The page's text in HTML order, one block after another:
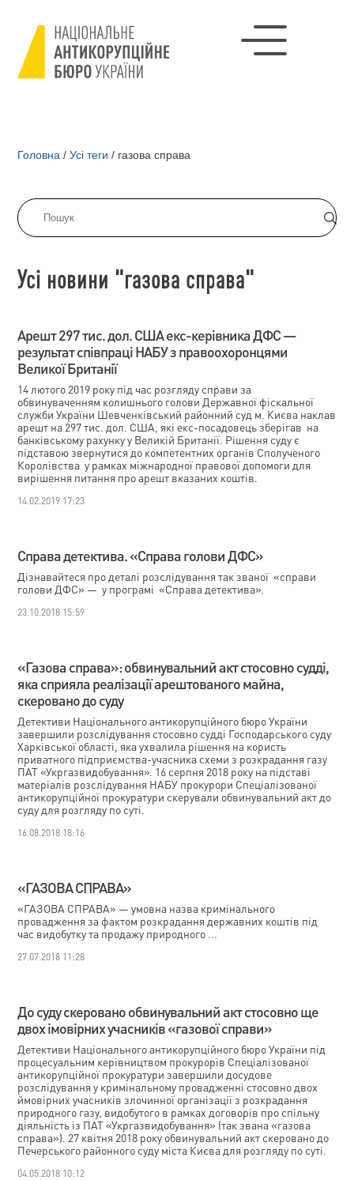
Головна / Усі теги / газова справа
Усі новини "газова справа"
Арешт 297 тис. дол. США екс-керівника ДФС —
результат співпраці НАБУ з правоохоронцями
Великої Британії
14 лютого 2019 року під час розгляду справи за
обвинуваченням колишнього голови Державної фіскальної
служби України Шевченківський районний суд м. Києва наклав
арешт на 297 тис. дол. США, які екс-посадовець зберігав на
банківському рахунку у Великій Британії. Рішення суду є
підставою звернутися до компетентних органів Сполученого
Королівства у рамках міжнародної правової допомоги для
вирішення питання про арешт вказаних коштів.
14.02.2019 17:23
Справа детектива. «Справа голови ДФС»
Дізнавайтеся про деталі розслідування так званої «справи
голови ДФС» — у програмі «Справа детектива».
23.10.2018 15:59
«Газова справа»: обвинувальний акт стосовно судді,
яка сприяла реалізації арештованого майна,
скеровано до суду
Детективи Національного антикорупційного бюро України
завершили розслідування стосовно судді Господарського суду
Харківської області, яка ухвалила рішення на користь
приватного підприємства-учасника схеми з розкрадання газу
ПАТ «Укргазвидобування». 16 серпня 2018 року на підставі
матеріалів розслідування НАБУ прокурори Спеціалізованої
антикорупційної прокуратури скерували обвинувальний акт до
суду для розгляду по суті.
16.08.2018 18:16
«ГАЗОВА СПРАВА»
«ГАЗОВА СПРАВА» — умовна назва кримінального
провадження за фактом розкрадання державних коштів під
час видобутку та продажу природного ...
27.07.2018 11:28
До суду скеровано обвинувальний акт стосовно ще
двох імовірних учасників «газової справи»
Детективи Національного антикорупційного бюро України під
процесуальним керівництвом прокурорів Спеціалізованої
антикорупційної прокуратури завершили досудове
розслідування у кримінальному провадженні стосовно двох
ймовірних учасників злочинної організації з розкрадання
природного газу, видобутого в рамках договорів про спільну
діяльність із ПАТ «Укргазвидобування» (так звана «газова
справа»). 27 квітня 2018 року обвинувальний акт скеровано до
Печерського районного суду міста Києва для розгляду по суті.
04.05.2018 10:12